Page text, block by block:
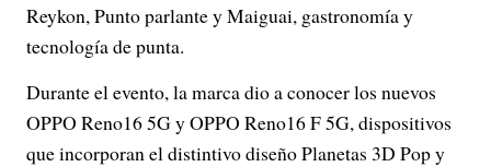
Reykon, Punto parlante y Maiguai, gastronomía y
tecnología de punta.
Durante el evento, la marca dio a conocer los nuevos
OPPO Reno16 5G y OPPO Reno16 F 5G, dispositivos
que incorporan el distintivo diseño Planetas 3D Pop y